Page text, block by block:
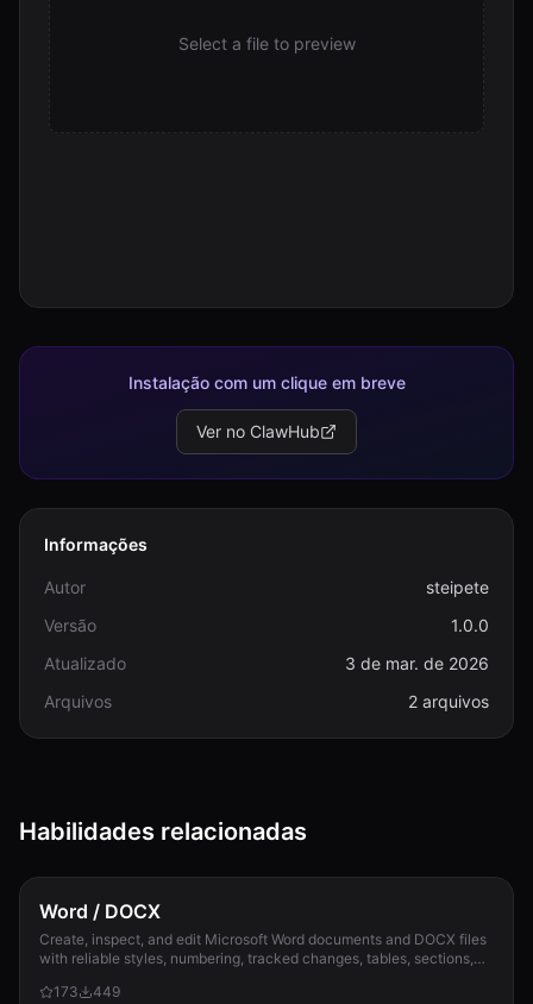
Select a file to preview
Instalação com um clique em breve
Ver no ClawHub
Informações
Autor
steipete
Versão
1.0.0
Atualizado
3 de mar. de 2026
Arquivos
2 arquivos
Habilidades relacionadas
Word / DOCX
Create, inspect, and edit Microsoft Word documents and DOCX files
with reliable styles, numbering, tracked changes, tables, sections,
173
449